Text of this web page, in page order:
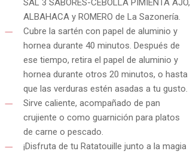
No hay productos en el carrito.
ALBAHACA y ROMERO de La Sazonería.
Cubre la sartén con papel de aluminio y
hornea durante 40 minutos. Después de
ese tiempo, retira el papel de aluminio y
hornea durante otros 20 minutos, o hasta
que las verduras estén asadas a tu gusto.
Sirve caliente, acompañado de pan
crujiente o como guarnición para platos
de carne o pescado.
¡Disfruta de tu Ratatouille junto a la magia